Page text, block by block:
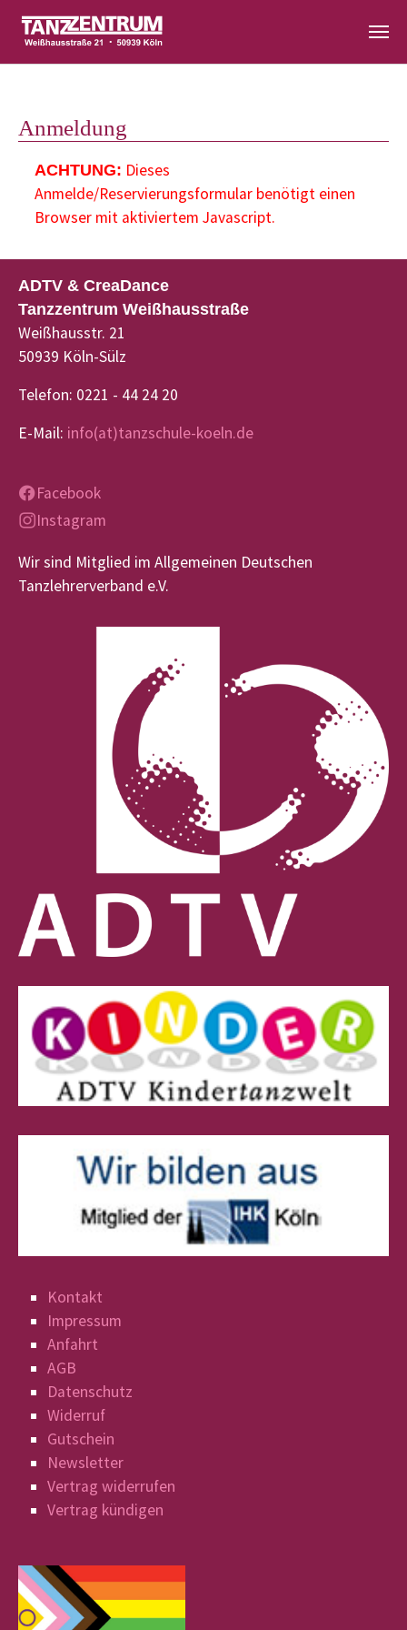
Anmeldung
ACHTUNG: Dieses
Anmelde/Reservierungsformular benötigt einen
Browser mit aktiviertem Javascript.
ADTV & CreaDance
Tanzzentrum Weißhausstraße
Weißhausstr. 21
50939 Köln-Sülz
Telefon: 0221 - 44 24 20
E-Mail: info(at)tanzschule-koeln.de
Facebook
Instagram
Wir sind Mitglied im Allgemeinen Deutschen
Tanzlehrerverband e.V.
Kontakt
Impressum
Anfahrt
AGB
Datenschutz
Widerruf
Gutschein
Newsletter
Vertrag widerrufen
Vertrag kündigen